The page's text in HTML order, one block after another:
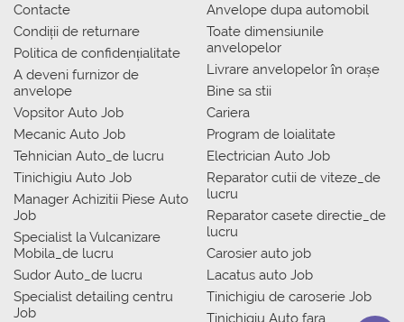
Contacte
Condiții de returnare
Politica de confidențialitate
A deveni furnizor de
anvelope
Vopsitor Auto Job
Mecanic Auto Job
Tehnician Auto_de lucru
Tinichigiu Auto Job
Manager Achizitii Piese Auto
Job
Specialist la Vulcanizare
Mobila_de lucru
Sudor Auto_de lucru
Specialist detailing centru
Job
Anvelope dupa automobil
Toate dimensiunile
anvelopelor
Livrare anvelopelor în orașe
Bine sa stii
Cariera
Program de loialitate
Electrician Auto Job
Reparator cutii de viteze_de
lucru
Reparator casete directie_de
lucru
Carosier auto job
Lacatus auto Job
Tinichigiu de caroserie Job
Tinichigiu Auto fara